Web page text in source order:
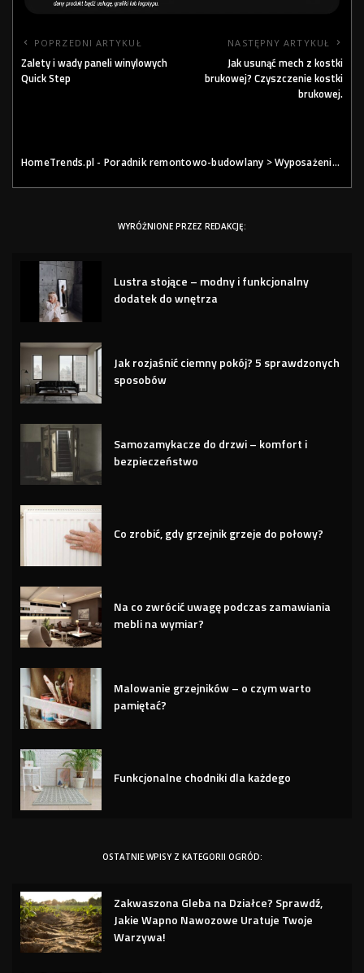
POPRZEDNI ARTYKUŁ
Zalety i wady paneli winylowych
Quick Step
NASTĘPNY ARTYKUŁ
Jak usunąć mech z kostki
brukowej? Czyszczenie kostki
brukowej.
HomeTrends.pl - Poradnik remontowo-budowlany >Wyposażenie >
WYRÓŻNIONE PRZEZ REDAKCJĘ:
Lustra stojące – modny i funkcjonalny
dodatek do wnętrza
Jak rozjaśnić ciemny pokój? 5 sprawdzonych
sposobów
Samozamykacze do drzwi – komfort i
bezpieczeństwo
Co zrobić, gdy grzejnik grzeje do połowy?
Na co zwrócić uwagę podczas zamawiania
mebli na wymiar?
Malowanie grzejników – o czym warto
pamiętać?
Funkcjonalne chodniki dla każdego
OSTATNIE WPISY Z KATEGORII OGRÓD:
Zakwaszona Gleba na Działce? Sprawdź,
Jakie Wapno Nawozowe Uratuje Twoje
Warzywa!